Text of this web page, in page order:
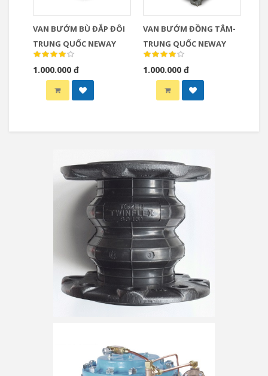
VAN BƯỚM BÙ ĐẮP ĐÔI
TRUNG QUỐC NEWAY
1.000.000 đ
VAN BƯỚM ĐỒNG TÂM-
TRUNG QUỐC NEWAY
1.000.000 đ